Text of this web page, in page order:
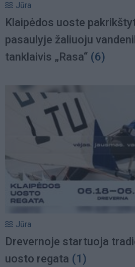
Jūra
Klaipėdos uoste
pasaulyje žaliuoju
tanklaivis „Rasa“ (6)
Jūra
Drevernoje startuoja
uosto regata (1)